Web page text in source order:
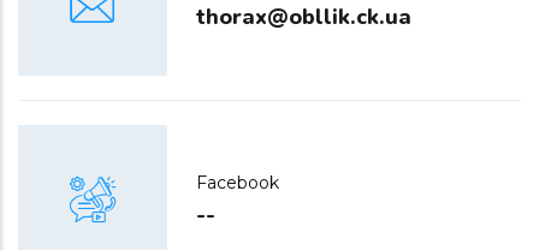
thorax@obllik.ck.ua
Facebook
--